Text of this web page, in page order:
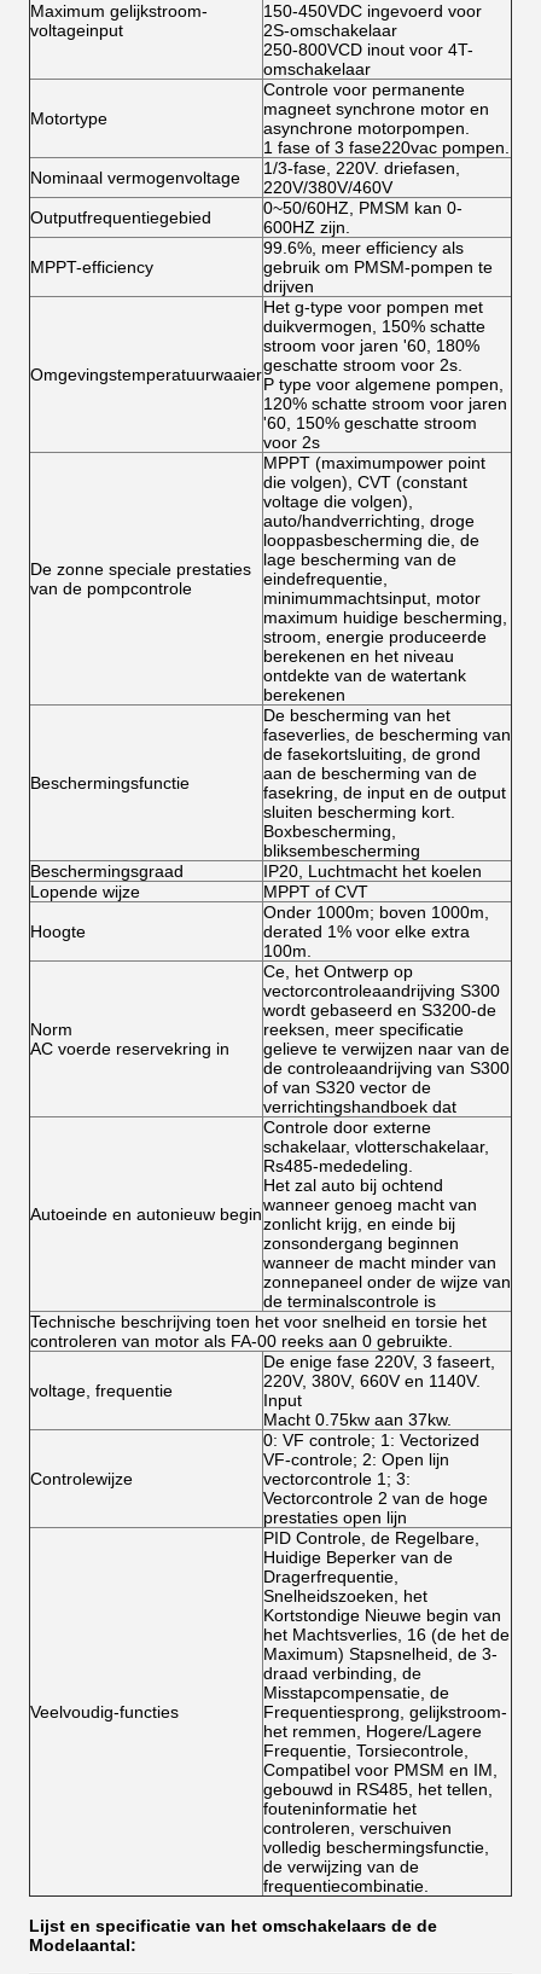
Maximum gelijkstroom-
voltageinput
150-450VDC ingevoerd voor
2S-omschakelaar
250-800VCD inout voor 4T-
omschakelaar
Motortype
Controle voor permanente
magneet synchrone motor en
asynchrone motorpompen.
1 fase of 3 fase220vac pompen.
Nominaal vermogenvoltage
1/3-fase, 220V. driefasen,
220V/380V/460V
Outputfrequentiegebied
0~50/60HZ, PMSM kan 0-
600HZ zijn.
MPPT-efficiency
99.6%, meer efficiency als
gebruik om PMSM-pompen te
drijven
Omgevingstemperatuurwaaier
Het g-type voor pompen met
duikvermogen, 150% schatte
stroom voor jaren '60, 180%
geschatte stroom voor 2s.
P type voor algemene pompen,
120% schatte stroom voor jaren
'60, 150% geschatte stroom
voor 2s
De zonne speciale prestaties
van de pompcontrole
MPPT (maximumpower point
die volgen), CVT (constant
voltage die volgen),
auto/handverrichting, droge
looppasbescherming die, de
lage bescherming van de
eindefrequentie,
minimummachtsinput, motor
maximum huidige bescherming,
stroom, energie produceerde
berekenen en het niveau
ontdekte van de watertank
berekenen
Beschermingsfunctie
De bescherming van het
faseverlies, de bescherming van
de fasekortsluiting, de grond
aan de bescherming van de
fasekring, de input en de output
sluiten bescherming kort.
Boxbescherming,
bliksembescherming
Beschermingsgraad
IP20, Luchtmacht het koelen
Lopende wijze
MPPT of CVT
Hoogte
Onder 1000m; boven 1000m,
derated 1% voor elke extra
100m.
Norm
AC voerde reservekring in
Ce, het Ontwerp op
vectorcontroleaandrijving S300
wordt gebaseerd en S3200-de
reeksen, meer specificatie
gelieve te verwijzen naar van de
de controleaandrijving van S300
of van S320 vector de
verrichtingshandboek dat
Autoeinde en autonieuw begin
Controle door externe
schakelaar, vlotterschakelaar,
Rs485-mededeling.
Het zal auto bij ochtend
wanneer genoeg macht van
zonlicht krijg, en einde bij
zonsondergang beginnen
wanneer de macht minder van
zonnepaneel onder de wijze van
de terminalscontrole is
Technische beschrijving toen het voor snelheid en torsie het
controleren van motor als FA-00 reeks aan 0 gebruikte.
voltage, frequentie
De enige fase 220V, 3 faseert,
220V, 380V, 660V en 1140V.
Input
Macht 0.75kw aan 37kw.
Controlewijze
0: VF controle; 1: Vectorized
VF-controle; 2: Open lijn
vectorcontrole 1; 3:
Vectorcontrole 2 van de hoge
prestaties open lijn
Veelvoudig-functies
PID Controle, de Regelbare,
Huidige Beperker van de
Dragerfrequentie,
Snelheidszoeken, het
Kortstondige Nieuwe begin van
het Machtsverlies, 16 (de het de
Maximum) Stapsnelheid, de 3-
draad verbinding, de
Misstapcompensatie, de
Frequentiesprong, gelijkstroom-
het remmen, Hogere/Lagere
Frequentie, Torsiecontrole,
Compatibel voor PMSM en IM,
gebouwd in RS485, het tellen,
fouteninformatie het
controleren, verschuiven
volledig beschermingsfunctie,
de verwijzing van de
frequentiecombinatie.
Lijst en specificatie van het omschakelaars de de
Modelaantal: